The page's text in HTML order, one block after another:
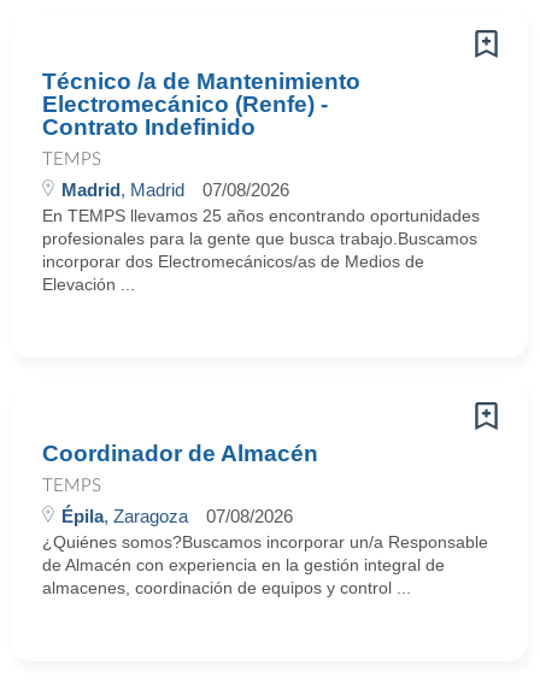
Técnico /a de Mantenimiento
Electromecánico (Renfe) -
Contrato Indefinido
TEMPS
Madrid, Madrid 07/08/2026
En TEMPS llevamos 25 años encontrando oportunidades
profesionales para la gente que busca trabajo.Buscamos
incorporar dos Electromecánicos/as de Medios de
Elevación ...
Coordinador de Almacén
TEMPS
Épila, Zaragoza 07/08/2026
¿Quiénes somos?Buscamos incorporar un/a Responsable
de Almacén con experiencia en la gestión integral de
almacenes, coordinación de equipos y control ...